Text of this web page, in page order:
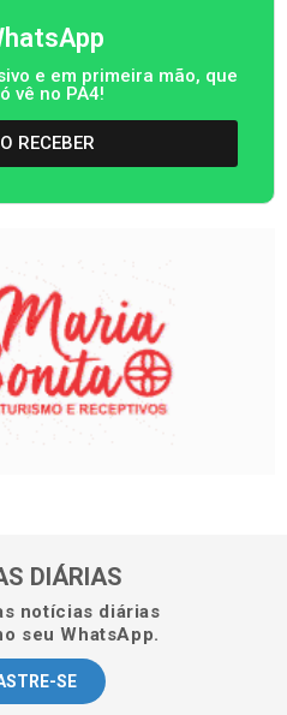
e em primeira mão, que
vê no PA4!
RECEBER
DIÁRIAS
notícias diárias
seu WhatsApp.
SE